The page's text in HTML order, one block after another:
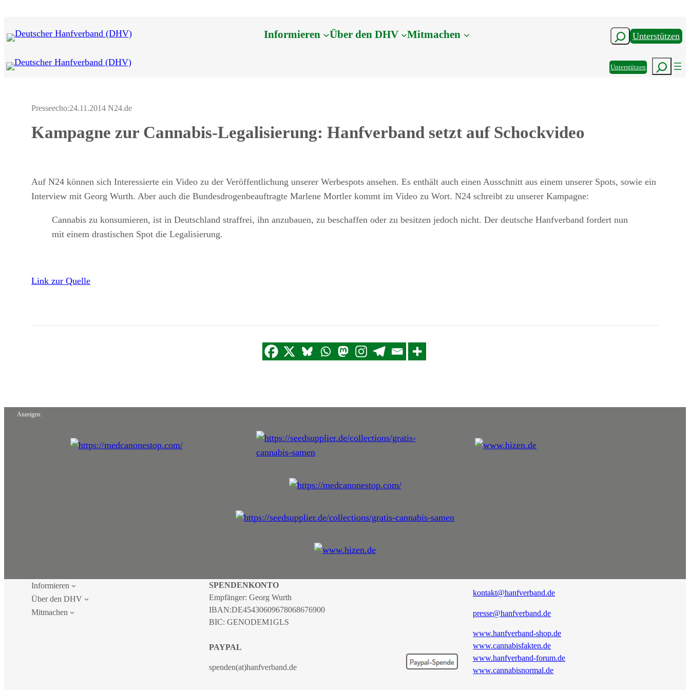
springen
Informieren Über den DHV Mitmachen SuchenUnterstützen
UnterstützenSuchen
Presseecho:24.11.2014 N24.de
Kampagne zur Cannabis-Legalisierung: Hanfverband setzt auf Schockvideo
Auf N24 können sich Interessierte ein Video zu der Veröffentlichung unserer Werbespots ansehen. Es enthält auch einen Ausschnitt aus einem unserer Spots, sowie ein
Interview mit Georg Wurth. Aber auch die Bundesdrogenbeauftragte Marlene Mortler kommt im Video zu Wort. N24 schreibt zu unserer Kampagne:
Cannabis zu konsumieren, ist in Deutschland straffrei, ihn anzubauen, zu beschaffen oder zu besitzen jedoch nicht. Der deutsche Hanfverband fordert nun
mit einem drastischen Spot die Legalisierung.
Link zur Quelle
Anzeigen:
Informieren
Über den DHV
Mitmachen
SPENDENKONTO
Empfänger: Georg Wurth
IBAN:DE45430609678068676900
BIC: GENODEM1GLS
PAYPAL
spenden(at)hanfverband.de
kontakt@hanfverband.de
presse@hanfverband.de
www.hanfverband-shop.de
www.cannabisfakten.de
www.hanfverband-forum.de
www.cannabisnormal.de